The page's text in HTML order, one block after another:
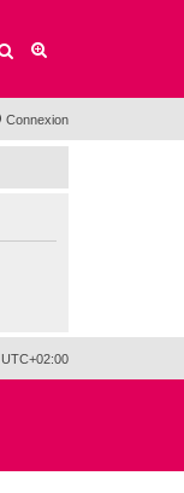
Rechercher
Connexion
UTC+02:00